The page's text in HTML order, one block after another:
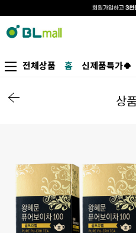
전체상품 홈 신제품특가🍀
상